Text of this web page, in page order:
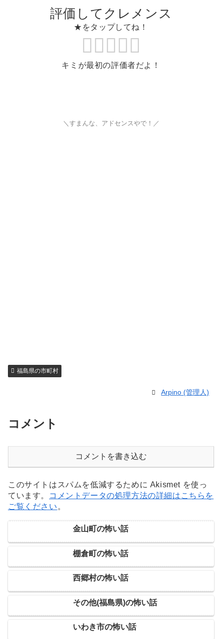
評価してクレメンス
★をタップしてね！
キミが最初の評価者だよ！
＼すまんな、アドセンスやで！／
福島県の市町村
Arpino (管理人)
コメント
コメントを書き込む
このサイトはスパムを低減するために Akismet を使っ
ています。
コメントデータの処理方法の詳細はこちらを
ご覧ください 。
金山町の怖い話
棚倉町の怖い話
西郷村の怖い話
その他(福島県)の怖い話
いわき市の怖い話